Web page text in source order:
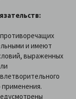
противоречащих
и имеют
выраженных
применения.